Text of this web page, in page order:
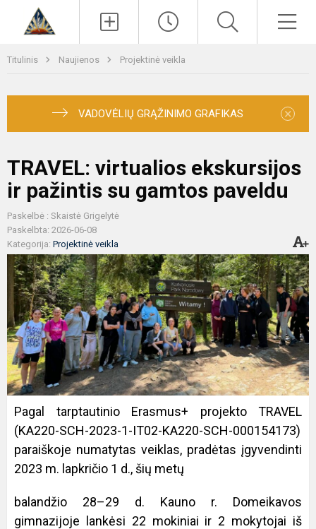
Titulinis Naujienos Projektinė veikla
VADOVĖLIŲ GRĄŽINIMO GRAFIKAS ×
TRAVEL: virtualios ekskursijos
ir pažintis su gamtos paveldu
Paskelbė : Skaistė Grigelytė
Paskelbta: 2026-06-08
Kategorija: Projektinė veikla
Pagal tarptautinio Erasmus+ projekto TRAVEL
(KA220-SCH-2023-1-IT02-KA220-SCH-000154173)
paraiškoje numatytas veiklas, pradėtas įgyvendinti
2023 m. lapkričio 1 d., šių metų
balandžio 28–29 d. Kauno r. Domeikavos
gimnazijoje lankėsi 22 mokiniai ir 2 mokytojai iš